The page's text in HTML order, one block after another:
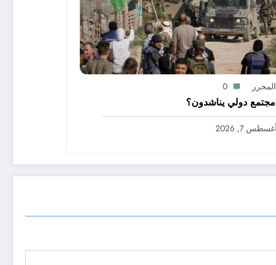
المحرر 0
دولي يناشدون؟
أغسطس 7, 2026